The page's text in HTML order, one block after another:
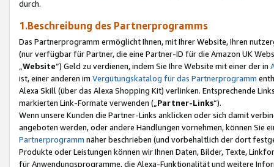
durch.
1.Beschreibung des Partnerprogramms
Das Partnerprogramm ermöglicht Ihnen, mit Ihrer Website, Ihren
(nur verfügbar für Partner, die eine Partner-ID für die Amazon UK
Website“) Geld zu verdienen, indem Sie Ihre Website mit einer der in
ist, einer anderen im Vergütungskatalog für das Partnerprogramm
Alexa Skill (über das Alexa Shopping Kit) verlinken. Entsprechende
markierten Link-Formate verwenden („ Partner-Links“).
Wenn unsere Kunden die Partner-Links anklicken oder sich damit
angeboten werden, oder andere Handlungen vornehmen, können Sie
Partnerprogramm näher beschrieben (und vorbehaltlich der dort
Produkte oder Leistungen können wir Ihnen Daten, Bilder, Texte,
für Anwendungsprogramme, die Alexa-Funktionalität und weitere